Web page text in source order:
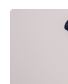
Schlaganfall“
Betroffenen zu
diesem Jahr
Preis aus. Er
Forscherinnen